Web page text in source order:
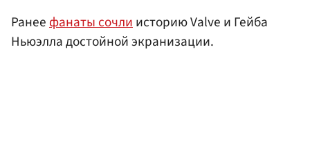
Ранеефанаты сочлиисторию Valve и Гейба
Ньюэлла достойной экранизации.